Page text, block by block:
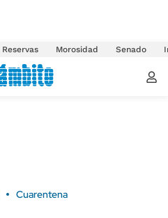
Reservas Morosidad Senado
Cuarentena